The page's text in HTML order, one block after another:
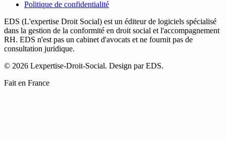
Politique de confidentialité
EDS (L'expertise Droit Social) est un éditeur de logiciels spécialisé
dans la gestion de la conformité en droit social et l'accompagnement
RH. EDS n'est pas un cabinet d'avocats et ne fournit pas de
consultation juridique.
© 2026 Lexpertise-Droit-Social. Design par EDS.
Fait en France